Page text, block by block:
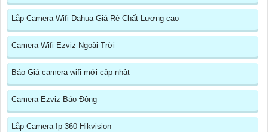
Lắp Camera Wifi Dahua Giá Rẻ Chất Lượng cao
Camera Wifi Ezviz Ngoài Trời
Báo Giá camera wifi mới cập nhật
Camera Ezviz Báo Động
Lắp Camera Ip 360 Hikvision